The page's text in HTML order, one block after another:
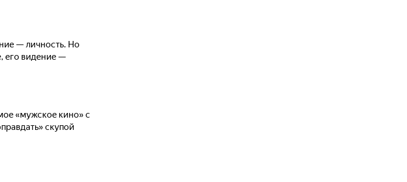
— личность. Но
его видение —
«мужское кино» с
скупой